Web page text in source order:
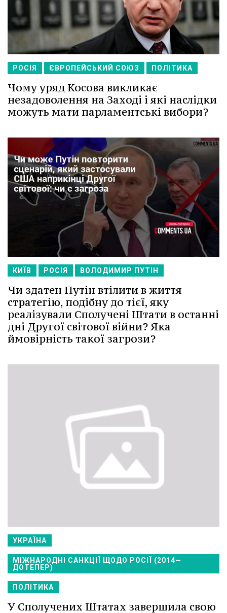
РОСІЯ ЄВРОПЕЙСЬКИЙ СОЮЗ ПОЛІТИКА
Чому уряд Косова викликає
незадоволення на Заході і які наслідки
можуть мати парламентські вибори?
КИЇВ РОСІЯ ВОЛОДИМИР ПУТІН
Чи здатен Путін втілити в життя
стратегію, подібну до тієї, яку
реалізували Сполучені Штати в останні
дні Другої світової війни? Яка
ймовірність такої загрози?
УКРАЇНА
МІЖНАРОДНІ САНКЦІЇ ЩОДО РОСІЇ (2014—
ДОТЕПЕР)
ПОЛІТИКА
У Сполучених Штатах завершила свою